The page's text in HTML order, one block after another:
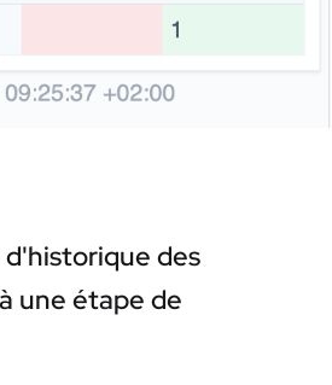
des
une étape de